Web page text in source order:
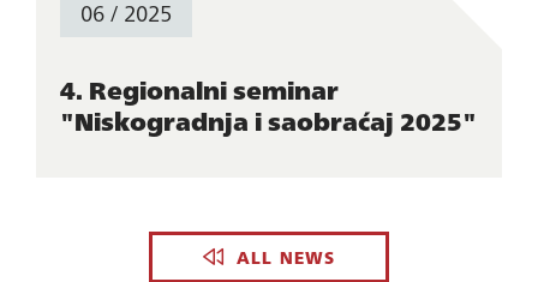
06 / 2025
4. Regionalni seminar
"Niskogradnja i saobraćaj 2025"
ALL NEWS